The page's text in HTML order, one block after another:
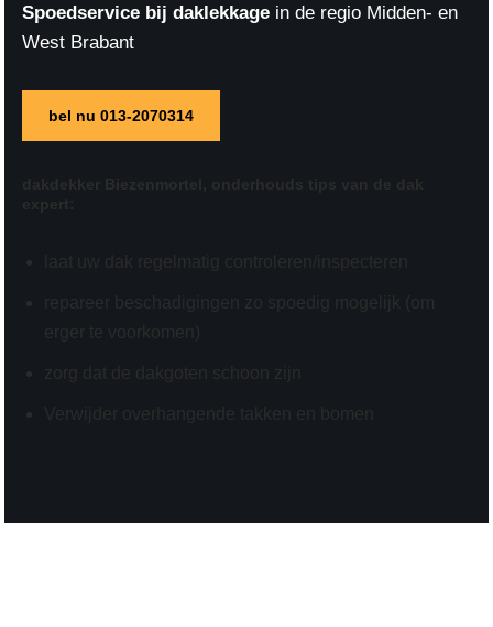
Spoedservice bij daklekkage in de regio Midden- en
West Brabant
bel nu 013-2070314
dakdekker Biezenmortel, onderhouds tips
expert:
laat uw dak regelmatig controleren/inspecteren
repareer beschadigingen zo spoedig mogelijk (om
erger te voorkomen)
zorg dat de dakgoten schoon zijn
Verwijder overhangende takken en bomen